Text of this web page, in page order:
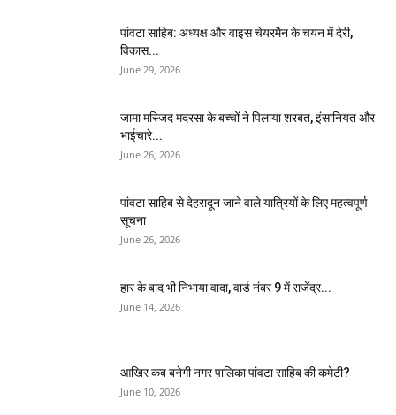
पांवटा साहिब: अध्यक्ष और वाइस चेयरमैन के चयन में देरी,
विकास...
June 29, 2026
जामा मस्जिद मदरसा के बच्चों ने पिलाया शरबत, इंसानियत और
भाईचारे...
June 26, 2026
पांवटा साहिब से देहरादून जाने वाले यात्रियों के लिए महत्वपूर्ण
सूचना
June 26, 2026
हार के बाद भी निभाया वादा, वार्ड नंबर 9 में राजेंद्र...
June 14, 2026
आखिर कब बनेगी नगर पालिका पांवटा साहिब की कमेटी?
June 10, 2026